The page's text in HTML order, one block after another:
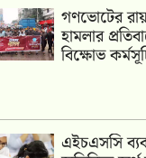
গণভোটের
হামলার
বিক্ষোভ
এইচএসসি